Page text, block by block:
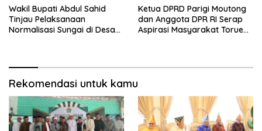
Wakil Bupati Abdul Sahid
Tinjau Pelaksanaan
Normalisasi Sungai di Desa
Ketua DPRD Parigi Moutong
dan Anggota DPR RI Serap
Aspirasi Masyarakat Torue
Rekomendasi untuk kamu